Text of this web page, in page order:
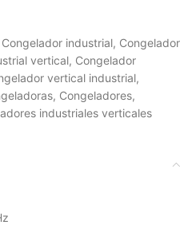
Congelador industrial, Congelador
vertical, Congelador
vertical industrial,
, Congeladores,
industriales verticales